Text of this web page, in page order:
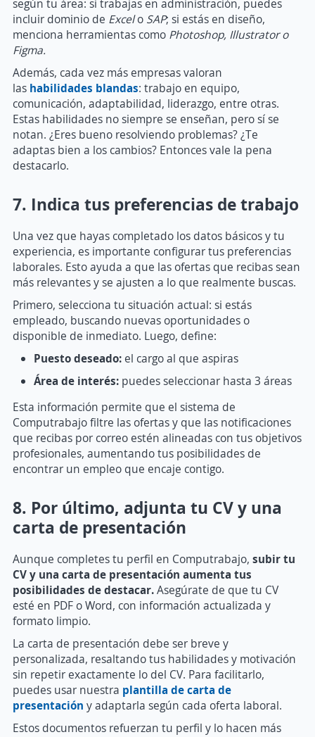
según tu área: si trabajas en administración, puedes
incluir dominio de Excelo SAP; si estás en diseño,
menciona herramientas como Photoshop, Illustrator o
Figma.
Además, cada vez más empresas valoran
las habilidades blandas: trabajo en equipo,
comunicación, adaptabilidad, liderazgo, entre otras.
Estas habilidades no siempre se enseñan, pero sí se
notan. ¿Eres bueno resolviendo problemas? ¿Te
adaptas bien a los cambios? Entonces vale la pena
destacarlo.
7. Indica tus preferencias de trabajo
Una vez que hayas completado los datos básicos y tu
experiencia, es importante configurar tus preferencias
laborales. Esto ayuda a que las ofertas que recibas sean
más relevantes y se ajusten a lo que realmente buscas.
Primero, selecciona tu situación actual: si estás
empleado, buscando nuevas oportunidades o
disponible de inmediato. Luego, define:
Puesto deseado: el cargo al que aspiras
Área de interés: puedes seleccionar hasta 3 áreas
Esta información permite que el sistema de
Computrabajo filtre las ofertas y que las notificaciones
que recibas por correo estén alineadas con tus objetivos
profesionales, aumentando tus posibilidades de
encontrar un empleo que encaje contigo.
8. Por último, adjunta tu CV y una
carta de presentación
Aunque completes tu perfil en Computrabajo, subir tu
CV y una carta de presentación aumenta tus
posibilidades de destacar.Asegúrate de que tu CV
esté en PDF o Word, con información actualizada y
formato limpio.
La carta de presentación debe ser breve y
personalizada, resaltando tus habilidades y motivación
sin repetir exactamente lo del CV. Para facilitarlo,
puedes usar nuestra plantilla de carta de
presentación y adaptarla según cada oferta laboral.
Estos documentos refuerzan tu perfil y lo hacen más